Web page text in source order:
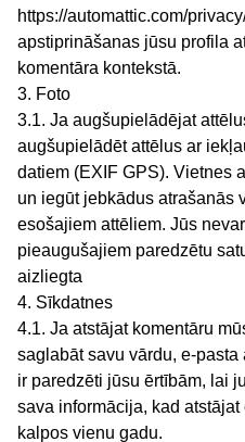
https://automattic.com/
apstiprināšanas jūsu profila
komentāra kontekstā.
3. Foto
3.1. Ja augšupielādējat
augšupielādēt attēlus ar
datiem (EXIF GPS). Vietnes
un iegūt jebkādus atrašanās
esošajiem attēliem. Jūs
pieaugušajiem paredzētu
aizliegta
4. Sīkdatnes
4.1. Ja atstājat komentāru
saglabāt savu vārdu, e-
ir paredzēti jūsu ērtībām, lai
sava informācija, kad
kalpos vienu gadu.